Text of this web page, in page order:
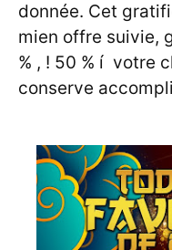
donnée. Cet
mien offre suivie,
% , ! 50 % í votre
conserve